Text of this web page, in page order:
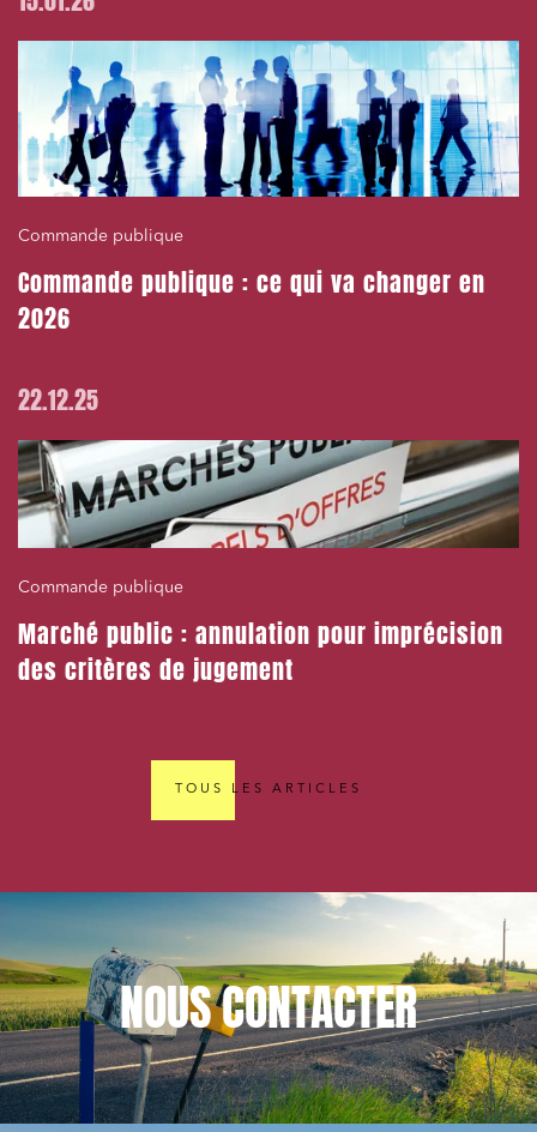
Commande publique
Commande publique : ce qui va changer en
2026
22.12.25
Commande publique
Marché public : annulation pour imprécision
des critères de jugement
TOUS LES ARTICLES
NOUSCONTACTER